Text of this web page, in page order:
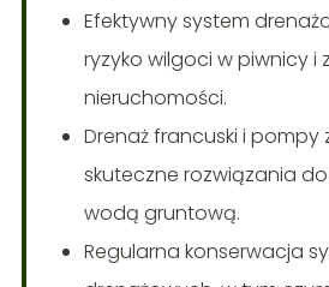
Efektywny system
ryzyko wilgoci w piwnicy i
nieruchomości.
Drenaż francuski i pompy
skuteczne rozwiązania
wodą gruntową.
Regularna konserwacja